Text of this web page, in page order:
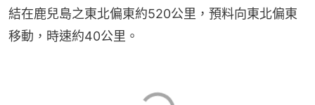
結在鹿兒島之東北偏東約520公里，預料向東北偏東
移動，時速約40公里。